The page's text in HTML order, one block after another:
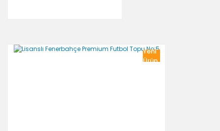
Yeni
Ürün